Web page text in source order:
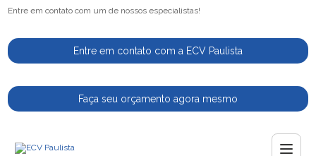
Entre em contato com um de nossos especialistas!
Entre em contato com a ECV Paulista
Faça seu orçamento agora mesmo